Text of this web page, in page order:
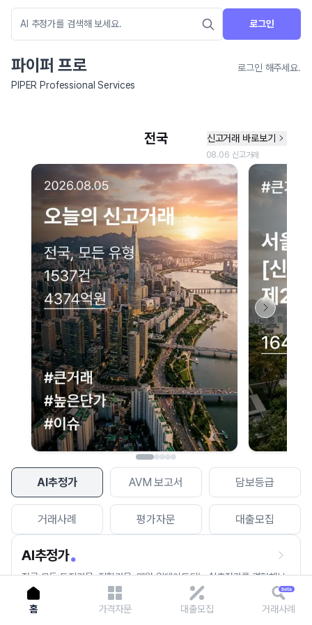
로그인
파이퍼 프로
로그인 해주세요.
PIPER Professional Services
AI추정가 AVM 보고서 담보등급
거래사례 평가자문 대출모집
AI추정가
전국 모든 토지건물, 집합건물, 매월 업데이트되는 AI추정가를 경험해보
세요.
네이버 지도 연결 안내
현재 네이버 지도 연결이 원활하지 않아 지도를 불러올 수 없습니다.
이용에 불편을 드려 죄송합니다.
다시 시도
홈 가격자문 대출모집 거래사례